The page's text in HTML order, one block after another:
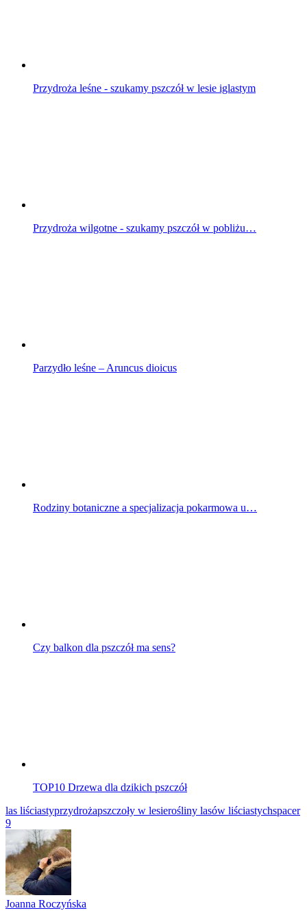
Przydroża leśne - szukamy pszczół w lesie iglastym
Przydroża wilgotne - szukamy pszczół w pobliżu…
Parzydło leśne – Aruncus dioicus
Rodziny botaniczne a specjalizacja pokarmowa u…
Czy balkon dla pszczół ma sens?
TOP10 Drzewa dla dzikich pszczół
las liściastyprzydrożapszczoły w lesierośliny lasów liściastychspacer
9
Joanna Roczyńska